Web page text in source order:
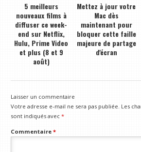
5 meilleurs
nouveaux films à
diffuser ce week-
end sur Netflix,
Hulu, Prime Video
et plus (8 et 9
août)
Mettez à jour votre
Mac dès
maintenant pour
bloquer cette faille
majeure de partage
d'écran
Laisser un commentaire
Votre adresse e-mail ne sera pas publiée. Les
sont indiqués avec*
Commentaire*